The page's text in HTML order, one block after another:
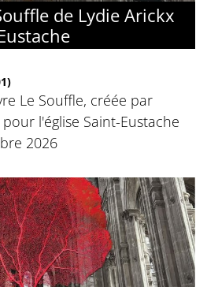
de Lydie Arickx
Le Souffle, créée par
l'église Saint-Eustache
2026